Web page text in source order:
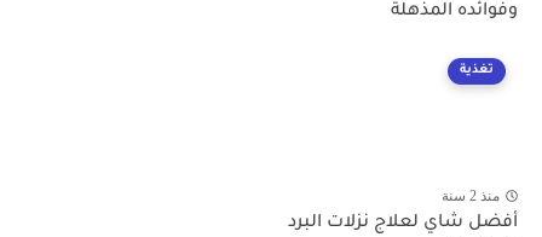
وفوائده المذهلة
تغذية
منذ 2 سنة
أفضل شاي لعلاج نزلات البرد